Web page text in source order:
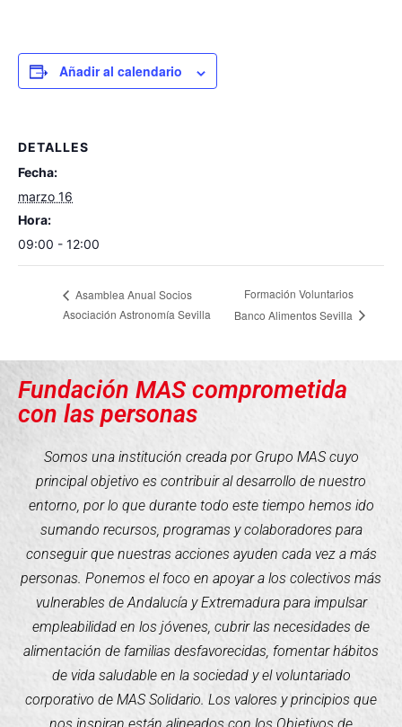
Añadir al calendario
DETALLES
Fecha:
marzo 16
Hora:
09:00 - 12:00
Asamblea Anual Socios
Asociación Astronomía Sevilla
Formación Voluntarios
Banco Alimentos Sevilla
Fundación MAS comprometida
con las personas
Somos una institución creada por Grupo MAS cuyo
principal objetivo es contribuir al desarrollo de nuestro
entorno, por lo que durante todo este tiempo hemos ido
sumando recursos, programas y colaboradores para
conseguir que nuestras acciones ayuden cada vez a más
personas. Ponemos el foco en apoyar a los colectivos más
vulnerables de Andalucía y Extremadura para impulsar
empleabilidad en los jóvenes, cubrir las necesidades de
alimentación de familias desfavorecidas, fomentar hábitos
de vida saludable en la sociedad y el voluntariado
corporativo de MAS Solidario. Los valores y principios que